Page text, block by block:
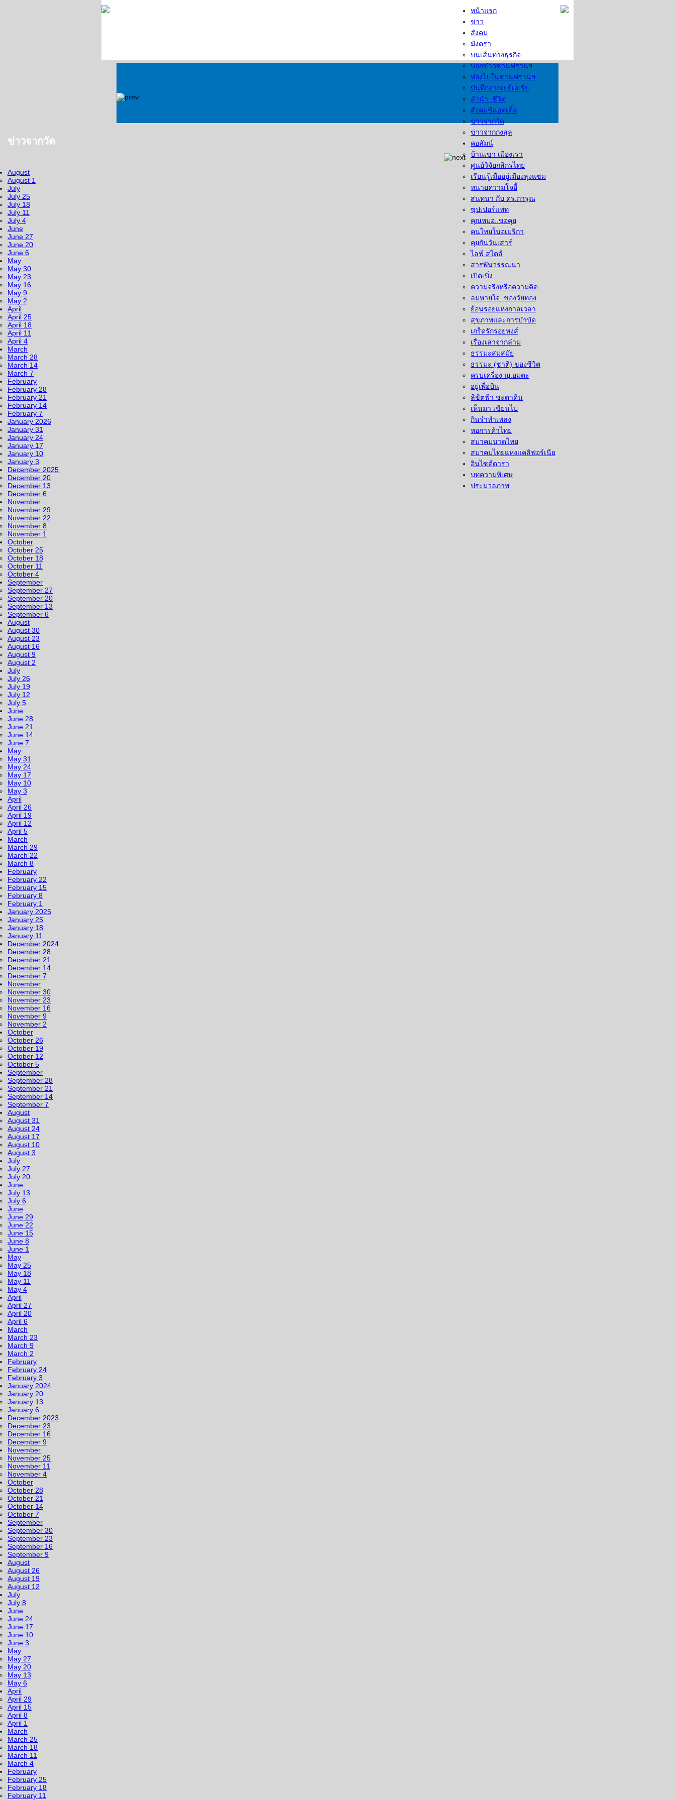
หน้าแรก
ข่าว
สังคม
มังตรา
บนเส้นทางธุรกิจ
บอกข่าวซานฟรานฯ
ท่องไปในซานฟรานฯ
บันทึกจากเบย์เอเรีย
ลำนำ..ชีวิต
สังคมซีแอตเติ้ล
ข่าวจากวัด
ข่าวจากกงสุล
คอลัมน์
บ้านเขา เมืองเรา
ศูนย์วิจัยกสิกรไทย
เรียนรู้เมื่ออยู่เมืองลุงแซม
ทนายความโจอี้
สนทนา กับ ดร.การุณ
ซุปเปอร์แพท
คุณหมอ..ขอคุย
คนไทยในอเมริกา
คุยกันวันเสาร์
ไลฟ์ สไตล์
สารพันวรรณนา
เปิดเบิ่ง
ความจริงหรือความคิด
ลมหายใจ..ของวัยทอง
ย้อนรอยแห่งกาลเวลา
สุขภาพและการบำบัด
เกร็ดรักรอยหงส์
เรื่องเล่าจากล่าม
ธรรมะสมสมัย
ธรรมะ (ชาติ) ของชีวิต
ครบเครื่อง ญ.อมตะ
อยู่เพื่อบิน
ลิขิตฟ้า ชะตาดิน
เห็นมา เขียนไป
กินรำทำเพลง
หอการค้าไทย
สมาคมนวดไทย
สมาคมไทยแห่งแคลิฟอร์เนีย
อินไซด์ดารา
บทความพิเศษ
ประมวลภาพ
ข่าวจากวัด
August
August 1
July
July 25
July 18
July 11
July 4
June
June 27
June 20
June 6
May
May 30
May 23
May 16
May 9
May 2
April
April 25
April 18
April 11
April 4
March
March 28
March 14
March 7
February
February 28
February 21
February 14
February 7
January 2026
January 31
January 24
January 17
January 10
January 3
December 2025
December 20
December 13
December 6
November
November 29
November 22
November 8
November 1
October
October 25
October 18
October 11
October 4
September
September 27
September 20
September 13
September 6
August
August 30
August 23
August 16
August 9
August 2
July
July 26
July 19
July 12
July 5
June
June 28
June 21
June 14
June 7
May
May 31
May 24
May 17
May 10
May 3
April
April 26
April 19
April 12
April 5
March
March 29
March 22
March 8
February
February 22
February 15
February 8
February 1
January 2025
January 25
January 18
January 11
December 2024
December 28
December 21
December 14
December 7
November
November 30
November 23
November 16
November 9
November 2
October
October 26
October 19
October 12
October 5
September
September 28
September 21
September 14
September 7
August
August 31
August 24
August 17
August 10
August 3
July
July 27
July 20
June
July 13
July 6
June
June 29
June 22
June 15
June 8
June 1
May
May 25
May 18
May 11
May 4
April
April 27
April 20
April 6
March
March 23
March 9
March 2
February
February 24
February 3
January 2024
January 20
January 13
January 6
December 2023
December 23
December 16
December 9
November
November 25
November 11
November 4
October
October 28
October 21
October 14
October 7
September
September 30
September 23
September 16
September 9
August
August 26
August 19
August 12
July
July 8
June
June 24
June 17
June 10
June 3
May
May 27
May 20
May 13
May 6
April
April 29
April 15
April 8
April 1
March
March 25
March 18
March 11
March 4
February
February 25
February 18
February 11